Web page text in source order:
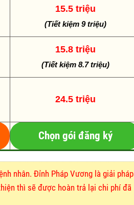
15.5 triệu
(Tiết kiệm 9 triệu)
15.8 triệu
(Tiết kiệm 8.7 triệu)
24.5 triệu
Chọn gói đăng ký
nhân. Đỉnh Pháp Vương là giải pháp
thì sẽ được hoàn trả lại chi phí đã